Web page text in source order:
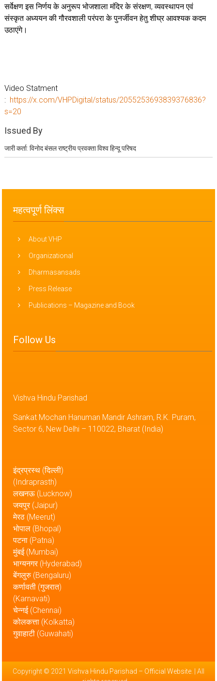
सर्वेक्षण इस निर्णय के अनुरूप भोजशाला मंदिर के संरक्षण, व्यवस्थापन एवं
संस्कृत अध्ययन की गौरवशाली परंपरा के पुनर्जीवन हेतु शीघ्र आवश्यक कदम
उठाएंगे।
Video Statment
: https://x.com/VHPDigital/status/2055253693839376836?
s=20
Issued By
जारी कर्ता: विनोद बंसल राष्ट्रीय प्रवक्ता विश्व हिन्दू परिषद
महत्वपूर्ण लिंक्स
About VHP
Organizational
Dharmasansads
Press Release
Publications – Magazine and Book
Follow Us
Vishva Hindu Parishad
Sankat Mochan Hanuman Mandir Ashram, R.K. Puram,
Sector 6, New Delhi – 110022, Bharat (India)
इंद्रप्रस्थ (दिल्ली)
(Indraprasth)
लखनऊ (Lucknow)
जयपुर (Jaipur)
मेरठ (Meerut)
भोपाल (Bhopal)
पटना (Patna)
मुंबई (Mumbai)
भाग्यनगर (Hyderabad)
बेंगलुरु (Bengaluru)
कर्णावती (गुजरात)
(Karnavati)
चेन्नई (Chennai)
कोलकत्ता (Kolkatta)
गुवाहाटी (Guwahati)
Copyright © 2021 Vishva Hindu Parishad – Official Website . | All